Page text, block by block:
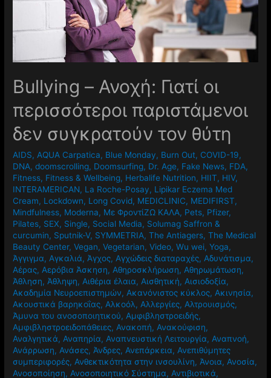
Βullying – Ανοχή: Γιατί οι
περισσότεροι παριστάμενοι
δεν συγκρατούν τον θύτη
AIDS, AQUA Carpatica, Blue Monday, Burn Out, COVID-19,
DNA,doomscrolling, Doomsurfing, Dr. Age, Fake News, FDA,
Fitness, Fitness & Wellbeing, Herbalife Nutrition, HIIT, HIV,
INTERAMERICAN, La Roche-Posay, Lipikar Eczema Med
Cream, Lockdown, Long Covid, MEDICLINIC, MEDIFIRST,
Mindfulness, Moderna, Mε ΦροντίΖΩ ΚΑΛΑ, Pets, Pfizer,
Pilates, SEX, Single, Social Media, Solumag Saffron &
curcumin, Sputnik-V, SYMMETRIA,The Antiagers,The Medical
Beauty Center,Vegan,Vegetarian,Video,Wu wei,Yoga,
Άγγιγμα, Αγκαλιά, Άγχος, Αγχώδεις διαταραχές, Αδυνάτισμα,
Αέρας, Αερόβια Άσκηση, Αθηροσκλήρωση, Αθηρωμάτωση,
Άθληση, Άθληψη, Αιθέρια έλαια, Αισθητική, Αισιοδοξία,
Ακαδημία Νευροεπιστημών, Ακανόνιστος κύκλος, Ακινησία,
Ακουστικά βαρηκοΐας, Αλκοόλ, Αλλεργίες, Αλτρουισμός,
Άμυνα του ανοσοποιητικού, Αμφιβληστροειδής,
Αμφιβληστροειδοπάθειες, Ανακοπή, Ανακούφιση,
Αναλγητικά, Αναπηρία, Αναπνευστική Λειτουργία, Αναπνοή,
Ανάρρωση, Ανάσες, Άνδρες, Ανεπάρκεια, Ανεπιθύμητες
συμπεριφορές, Ανθεκτικότητα στην ινσουλίνη, Άνοια, Ανοσία,
Ανοσοποίηση, Ανοσοποιητικό Σύστημα, Αντιβιοτικά,